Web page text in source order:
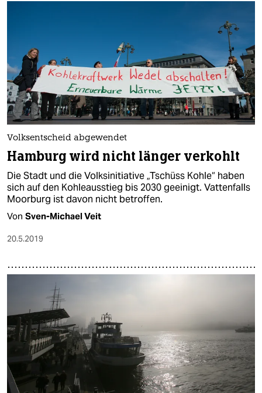
Volksentscheid abgewendet
Hamburg wird nicht länger verkohlt
Die Stadt und die Volksinitiative „Tschüss Kohle“ haben
sich auf den Kohleausstieg bis 2030 geeinigt. Vattenfalls
Moorburg ist davon nicht betroffen.
Von Sven-Michael Veit
20.5.2019